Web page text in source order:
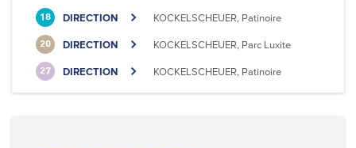
18 DIRECTION KOCKELSCHEUER, Patinoire
20 DIRECTION KOCKELSCHEUER, Parc Luxite
27 DIRECTION KOCKELSCHEUER, Patinoire